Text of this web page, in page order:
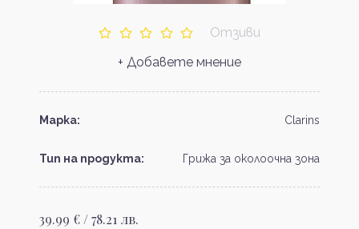
Отзиви
+ Добавете мнение
Марка: Clarins
Тип на продукта: Грижа за околоочна зона
39.99 € / 78.21 лв.